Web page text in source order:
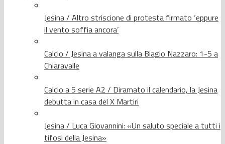
Jesina / Altro striscione di protesta firmato ‘eppure
il vento soffia ancora’
Calcio / Jesina a valanga sulla Biagio Nazzaro: 1-5 a
Chiaravalle
Calcio a 5 serie A2 / Diramato il calendario, la Jesina
debutta in casa del X Martiri
Jesina / Luca Giovannini: «Un saluto speciale a tutti i
tifosi della Jesina»